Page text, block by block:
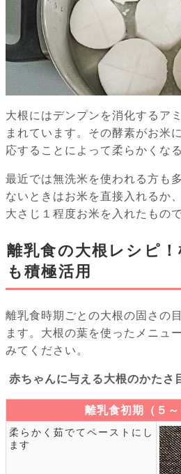
大根にはデンプンを消化するア
まれています。その酵素がお米
応することによって柔らかくな
最近では無洗米を使われる方も
ないときはお米を直接入れるか
大さじ１程度お米を入れたもの
離乳食の大根レシピ
も積極活用
離乳食時期ごとの大根の固さの
ます。大根の葉を使ったメニュ
みてください。
赤ちゃんに与える大根のかたさ
離乳食初期（５～
柔らかく茹でてペーストにし
ます